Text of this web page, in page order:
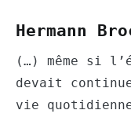
Hermann
(…) même si
devait
vie